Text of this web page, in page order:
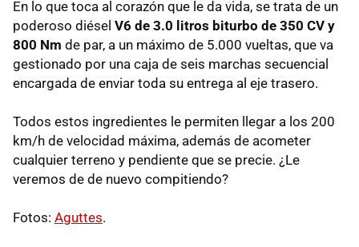
En lo que toca al corazón que le da vida, se trata de un
poderoso diésel V6 de 3.0 litros biturbo de 350 CV y
800 Nm de par, a un máximo de 5.000 vueltas, que va
gestionado por una caja de seis marchas secuencial
encargada de enviar toda su entrega al eje trasero.
Todos estos ingredientes le permiten llegar a los 200
km/h de velocidad máxima, además de acometer
cualquier terreno y pendiente que se precie. ¿Le
veremos de de nuevo compitiendo?
Fotos: Aguttes.